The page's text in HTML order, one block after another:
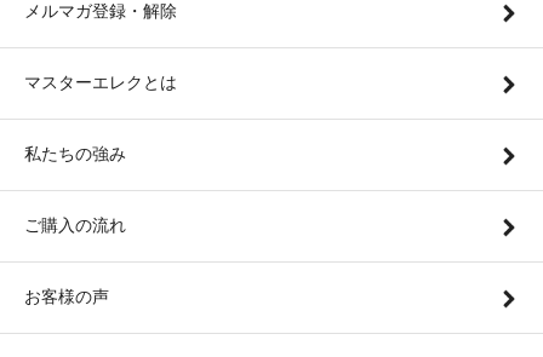
メルマガ登録・解除
マスターエレクとは
私たちの強み
ご購入の流れ
お客様の声